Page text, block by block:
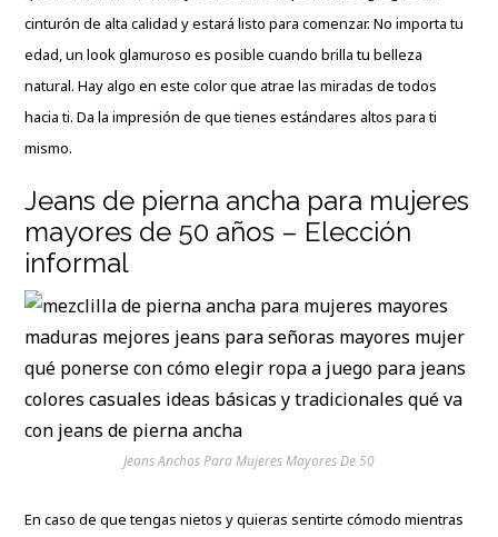
cinturón de alta calidad y estará listo para comenzar. No importa tu
edad, un look glamuroso es posible cuando brilla tu belleza
natural. Hay algo en este color que atrae las miradas de todos
hacia ti. Da la impresión de que tienes estándares altos para ti
mismo.
Jeans de pierna ancha para mujeres
mayores de 50 años – Elección
informal
Jeans Anchos Para Mujeres Mayores De 50
En caso de que tengas nietos y quieras sentirte cómodo mientras